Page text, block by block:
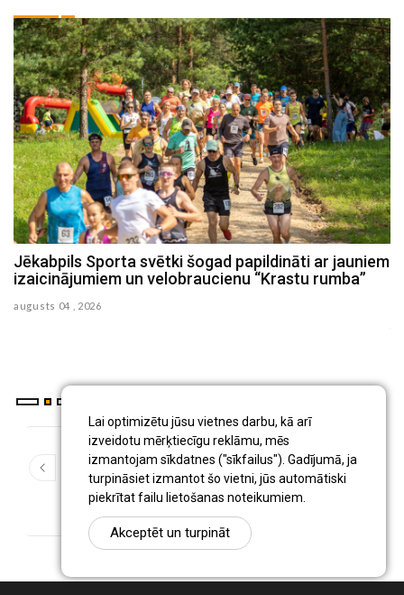
Lai optimizētu jūsu vietnes darbu, kā arī
izveidotu mērķtiecīgu reklāmu, mēs
izmantojam sīkdatnes ("sīkfailus"). Gadījumā, ja
turpināsiet izmantot šo vietni, jūs automātiski
piekrītat failu lietošanas noteikumiem.
Akceptēt un turpināt
Sestdien Viesītes ezerā norisināsies Jēkabpils
novada Spiningošanas čempionāta no laivām 2.
2 3 4 5 6 7 8
9
10
... 190